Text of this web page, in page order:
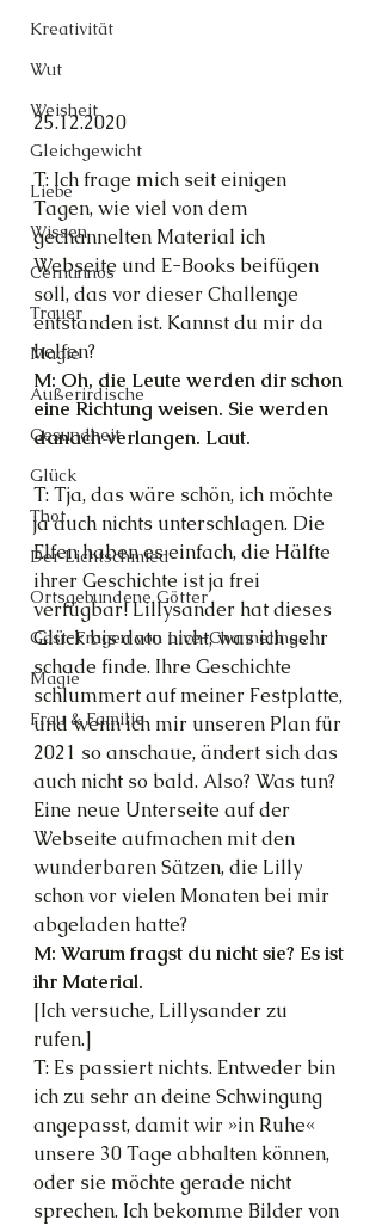
Kreativität
Wut
Weisheit
Gleichgewicht
Liebe
Wissen
Cernunnos
Trauer
Magie
Außerirdische
Gesundheit
Glück
Thot
Der Lichtschmied
Ortsgebundene Götter
Gast-Fragen von Live-Channelings
Magie
Frau & Familie
25.12.2020
T: Ich frage mich seit einigen
Tagen, wie viel von dem
gechannelten Material ich
Webseite und E-Books beifügen
soll, das vor dieser Challenge
entstanden ist. Kannst du mir da
helfen?
M: Oh, die Leute werden dir schon
eine Richtung weisen. Sie werden
danach verlangen. Laut.
T: Tja, das wäre schön, ich möchte
ja auch nichts unterschlagen. Die
Elfen haben es einfach, die Hälfte
ihrer Geschichte ist ja frei
verfügbar! Lillysander hat dieses
Glück bis dato nicht, was ich sehr
schade finde. Ihre Geschichte
schlummert auf meiner Festplatte,
und wenn ich mir unseren Plan für
2021 so anschaue, ändert sich das
auch nicht so bald. Also? Was tun?
Eine neue Unterseite auf der
Webseite aufmachen mit den
wunderbaren Sätzen, die Lilly
schon vor vielen Monaten bei mir
abgeladen hatte?
M: Warum fragst du nicht sie? Es ist
ihr Material.
[Ich versuche, Lillysander zu
rufen.]
T: Es passiert nichts. Entweder bin
ich zu sehr an deine Schwingung
angepasst, damit wir »in Ruhe«
unsere 30 Tage abhalten können,
oder sie möchte gerade nicht
sprechen. Ich bekomme Bilder von